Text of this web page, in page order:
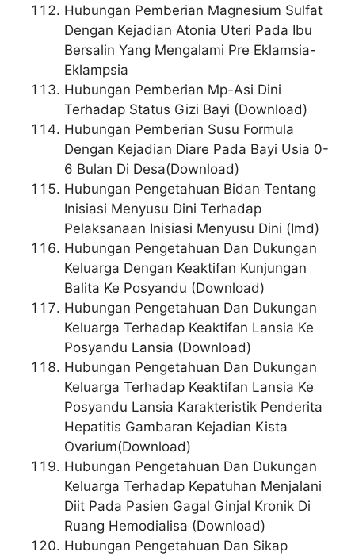
Hubungan Pemberian Magnesium Sulfat
Dengan Kejadian Atonia Uteri Pada Ibu
Bersalin Yang Mengalami Pre Eklamsia-
Eklampsia
Hubungan Pemberian Mp-Asi Dini
Terhadap Status Gizi Bayi (Download)
Hubungan Pemberian Susu Formula
Dengan Kejadian Diare Pada Bayi Usia 0-
6 Bulan Di Desa(Download)
Hubungan Pengetahuan Bidan Tentang
Inisiasi Menyusu Dini Terhadap
Pelaksanaan Inisiasi Menyusu Dini (Imd)
Hubungan Pengetahuan Dan Dukungan
Keluarga Dengan Keaktifan Kunjungan
Balita Ke Posyandu (Download)
Hubungan Pengetahuan Dan Dukungan
Keluarga Terhadap Keaktifan Lansia Ke
Posyandu Lansia (Download)
Hubungan Pengetahuan Dan Dukungan
Keluarga Terhadap Keaktifan Lansia Ke
Posyandu Lansia Karakteristik Penderita
Hepatitis Gambaran Kejadian Kista
Ovarium(Download)
Hubungan Pengetahuan Dan Dukungan
Keluarga Terhadap Kepatuhan Menjalani
Diit Pada Pasien Gagal Ginjal Kronik Di
Ruang Hemodialisa (Download)
Hubungan Pengetahuan Dan Sikap